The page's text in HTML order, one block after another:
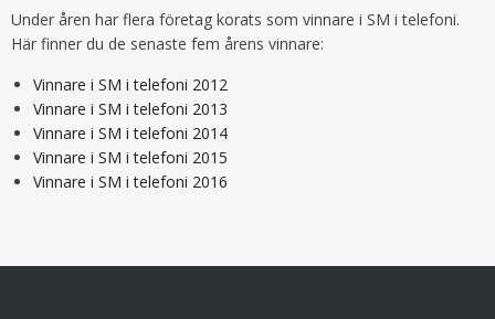
Under åren har flera företag korats som vinnare i SM i telefoni.
Här finner du de senaste fem årens vinnare:
Vinnare i SM i telefoni 2012
Vinnare i SM i telefoni 2013
Vinnare i SM i telefoni 2014
Vinnare i SM i telefoni 2015
Vinnare i SM i telefoni 2016